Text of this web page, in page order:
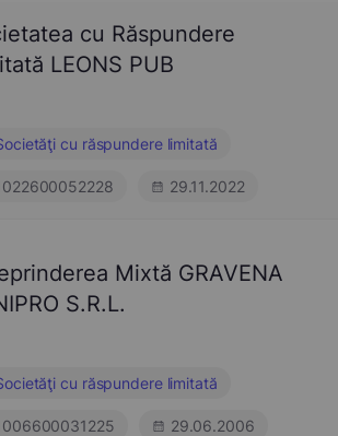
cu Răspundere
LEONS PUB
cu răspundere limitată
29.11.2022
Mixtă GRAVENA
S.R.L.
cu răspundere limitată
29.06.2006